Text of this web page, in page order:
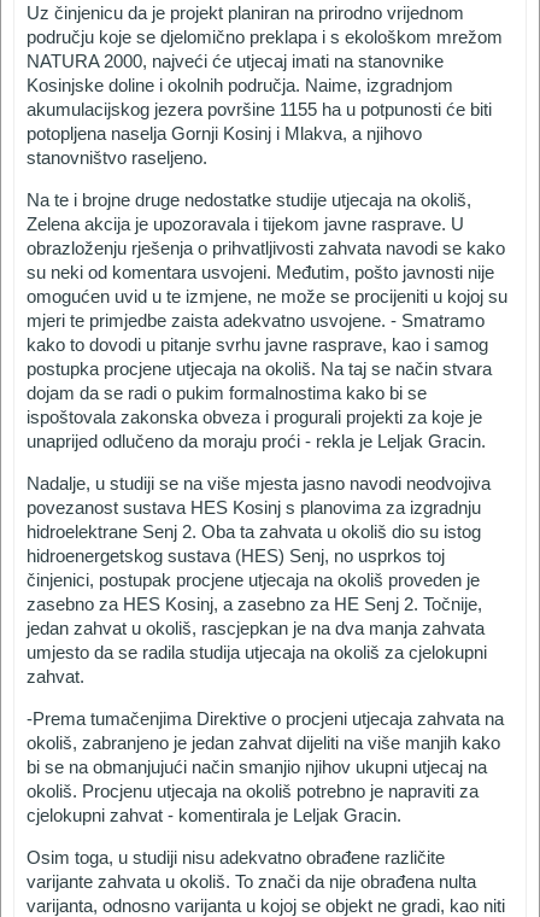
Uz činjenicu da je projekt planiran na prirodno vrijednom
području koje se djelomično preklapa i s ekološkom mrežom
NATURA 2000, najveći će utjecaj imati na stanovnike
Kosinjske doline i okolnih područja. Naime, izgradnjom
akumulacijskog jezera površine 1155 ha u potpunosti će biti
potopljena naselja Gornji Kosinj i Mlakva, a njihovo
stanovništvo raseljeno.
Na te i brojne druge nedostatke studije utjecaja na okoliš,
Zelena akcija je upozoravala i tijekom javne rasprave. U
obrazloženju rješenja o prihvatljivosti zahvata navodi se kako
su neki od komentara usvojeni. Međutim, pošto javnosti nije
omogućen uvid u te izmjene, ne može se procijeniti u kojoj su
mjeri te primjedbe zaista adekvatno usvojene. - Smatramo
kako to dovodi u pitanje svrhu javne rasprave, kao i samog
postupka procjene utjecaja na okoliš. Na taj se način stvara
dojam da se radi o pukim formalnostima kako bi se
ispoštovala zakonska obveza i progurali projekti za koje je
unaprijed odlučeno da moraju proći - rekla je Leljak Gracin.
Nadalje, u studiji se na više mjesta jasno navodi neodvojiva
povezanost sustava HES Kosinj s planovima za izgradnju
hidroelektrane Senj 2. Oba ta zahvata u okoliš dio su istog
hidroenergetskog sustava (HES) Senj, no usprkos toj
činjenici, postupak procjene utjecaja na okoliš proveden je
zasebno za HES Kosinj, a zasebno za HE Senj 2. Točnije,
jedan zahvat u okoliš, rascjepkan je na dva manja zahvata
umjesto da se radila studija utjecaja na okoliš za cjelokupni
zahvat.
-Prema tumačenjima Direktive o procjeni utjecaja zahvata na
okoliš, zabranjeno je jedan zahvat dijeliti na više manjih kako
bi se na obmanjujući način smanjio njihov ukupni utjecaj na
okoliš. Procjenu utjecaja na okoliš potrebno je napraviti za
cjelokupni zahvat - komentirala je Leljak Gracin.
Osim toga, u studiji nisu adekvatno obrađene različite
varijante zahvata u okoliš. To znači da nije obrađena nulta
varijanta, odnosno varijanta u kojoj se objekt ne gradi, kao niti